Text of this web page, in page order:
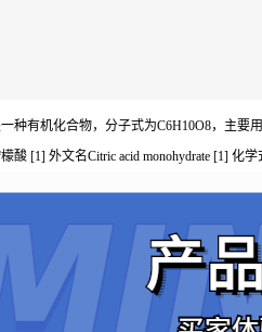
种有机化合物，分子式为C6H10O8，主要
酸 [1] 外文名Citric acid monohydrate [1]